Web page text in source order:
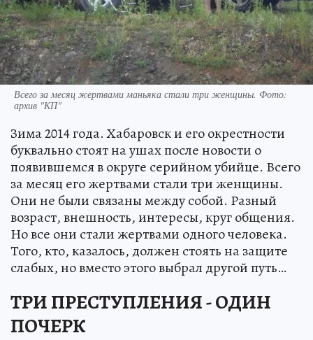
Всего за месяц жертвами маньяка стали три женщины. Фото:
архив "КП"
Зима 2014 года. Хабаровск и его окрестности
буквально стоят на ушах после новости о
появившемся в округе серийном убийце. Всего
за месяц его жертвами стали три женщины.
Они не были связаны между собой. Разный
возраст, внешность, интересы, круг общения.
Но все они стали жертвами одного человека.
Того, кто, казалось, должен стоять на защите
слабых, но вместо этого выбрал другой путь…
ТРИ ПРЕСТУПЛЕНИЯ - ОДИН
ПОЧЕРК